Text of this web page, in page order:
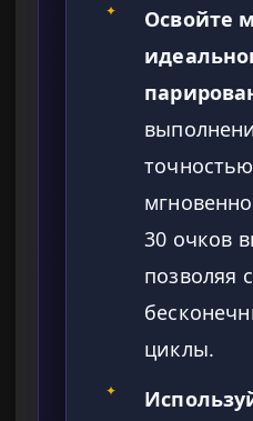
✦
Освойте
30 очков
позволяя
циклы.
✦